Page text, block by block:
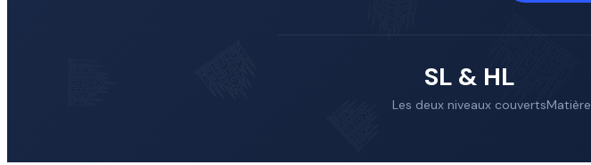
SL & HL
Les deux niveaux couverts